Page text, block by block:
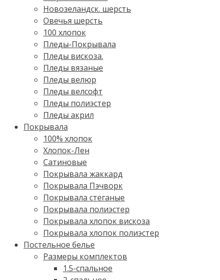
Новозеландск. шерсть
Овечья шерсть
100 хлопок
Пледы-Покрывала
Пледы вискоза.
Пледы вязаные
Пледы велюр
Пледы велсофт
Пледы полиэстер
Пледы акрил
Покрывала
100% хлопок
Хлопок-Лен
Сатиновые
Покрывала жаккард
Покрывала Пэчворк
Покрывала стеганые
Покрывала полиэстер
Покрывала хлопок вискоза
Покрывала хлопок полиэстер
Постельное белье
Размеры комплектов
1.5-спальное